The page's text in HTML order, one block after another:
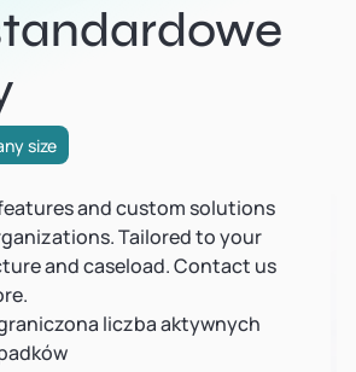
size
and custom solutions
Tailored to your
and caseload. Contact us
liczba aktywnych